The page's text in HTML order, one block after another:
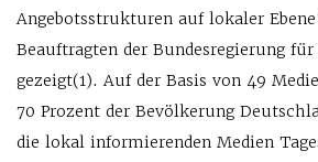
Angebotsstrukturen auf lokaler
Beauftragten der Bundesregierung
gezeigt(1). Auf der Basis von 49
70 Prozent der Bevölkerung
die lokal informierenden Medien